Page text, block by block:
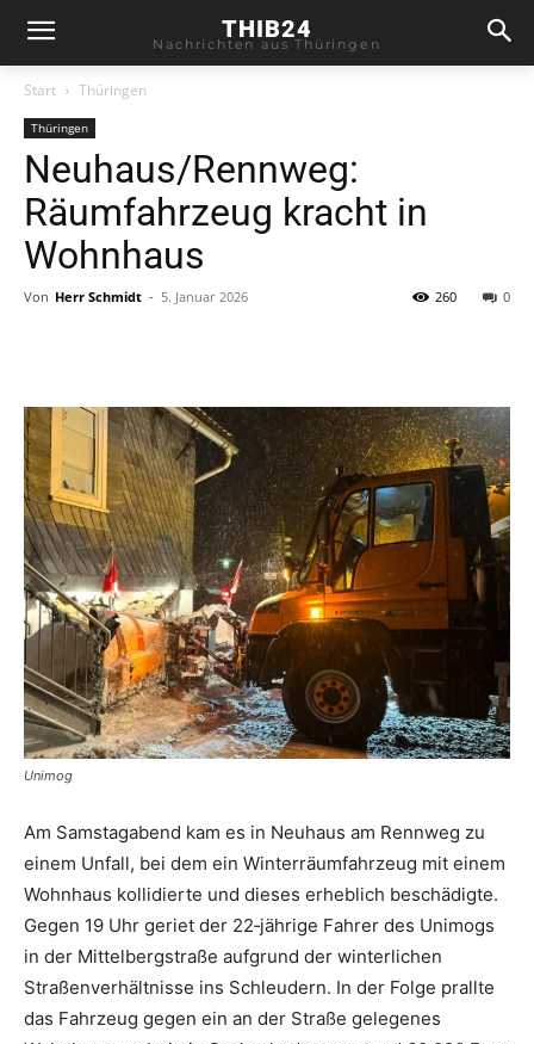
THIB24
Nachrichten aus Thüringen
Start Thüringen
Thüringen
Neuhaus/Rennweg:
Räumfahrzeug kracht in
Wohnhaus
Von Herr Schmidt - 5. Januar 2026 0
260
Unimog
Am Samstagabend kam es in Neuhaus am Rennweg zu
einem Unfall, bei dem ein Winterräumfahrzeug mit einem
Wohnhaus kollidierte und dieses erheblich beschädigte.
Gegen 19 Uhr geriet der 22‑jährige Fahrer des Unimogs
in der Mittelbergstraße aufgrund der winterlichen
Straßenverhältnisse ins Schleudern. In der Folge prallte
das Fahrzeug gegen ein an der Straße gelegenes